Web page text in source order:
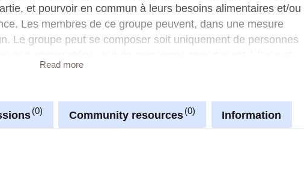
et pourvoir en commun à leurs besoins alimentaires et/ou
Les membres de ce groupe peuvent, dans une mesure
Le groupe peut se composer soit uniquement de personnes
les pensionnaires mais non les sous-locataires. Sont
qui habitent chez leur employeur font partie du ménage de
Read more
0 Community resources 0 Information